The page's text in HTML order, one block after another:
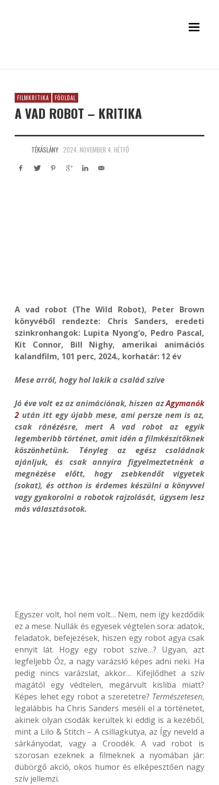
FILMKRITIKA FŐOLDAL
A VAD ROBOT – KRITIKA
TÉKÁSLÁNY 2024. NOVEMBER 4. HÉTFŐ
A vad robot (The Wild Robot), Peter Brown
könyvéből rendezte: Chris Sanders, eredeti
szinkronhangok: Lupita Nyong’o, Pedro Pascal,
Kit Connor, Bill Nighy, amerikai animációs
kalandfilm, 101 perc, 2024., korhatár: 12 év
Mese arról, hogy hol lakik a család szíve
Jó éve volt ez az animációnak, hiszen azAgymanók
2 után itt egy újabb mese, ami persze nem is az,
csak ránézésre, mert A vad robot az egyik
legemberibb történet, amit idén a filmkészítőknek
köszönhetünk. Tényleg az egész családnak
ajánljuk, és csak annyira figyelmeztetnénk a
megnézése előtt, hogy zsebkendőt vigyetek
(sokat), és otthon is érdemes készülni a könyvvel
vagy gyakorolni a robotok rajzolását, úgysem lesz
más választásotok.
Egyszer volt, hol nem volt… Nem, nem így kezdődik
ez a mese. Nullák és egyesek végtelen sora: adatok,
feladatok, befejezések, hiszen egy robot agya csak
ennyit lát. Hogy egy robot szíve…? Ugyan, azt
legfeljebb Óz, a nagy varázsló képes adni neki. Ha
pedig nincs varázslat, akkor… Kifejlődhet a szív
magától egy védtelen, megárvult kisliba miatt?
Képes lehet egy robot a szeretetre? Természetesen,
legalábbis ha Chris Sanders meséli el a történetet,
akinek olyan csodák kerültek ki eddig is a kezéből,
mint a Lilo & Stitch – A csillagkutya, az Így neveld a
sárkányodat, vagy a Croodék. A vad robot is
szorosan ezeknek a filmeknek a nyomában jár:
dübörgő akció, okos humor és elképesztően nagy
szív jellemzi.